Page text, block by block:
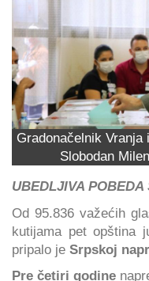
Gradonačelnik Vranja
Slobodan
UBEDLJIVA POBEDA
Od 95.836 važećih
kutijama pet opština
pripalo je Srpskoj
Pre četiri godine